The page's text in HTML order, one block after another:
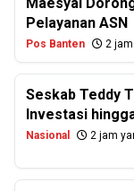
Pelayanan ASN
Pos Banten 2
Seskab Teddy
Investasi
Nasional 2 jam